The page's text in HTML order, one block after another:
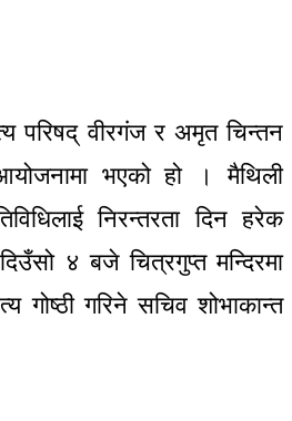
परिषद् वीरगंज र अमृत चिन्तन
भएको हो । मैथिली
निरन्तरता दिन हरेक
४ बजे चित्रगुप्त मन्दिरमा
गोष्ठी गरिने सचिव शोभाकान्त